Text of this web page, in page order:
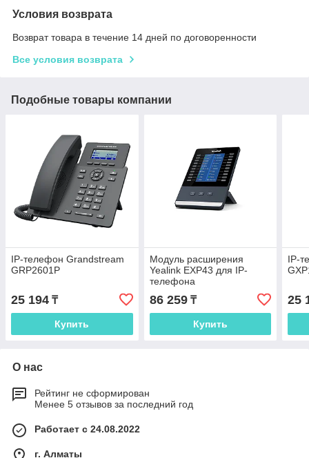
Условия возврата
Возврат товара в течение 14 дней по договоренности
Все условия возврата
Подобные товары компании
IP-телефон Grandstream
GRP2601P
25 194 ₸
Купить
Модуль расширения
Yealink EXP43 для IP-
телефона
86 259₸
Купить
IP-
25
О нас
Рейтинг не сформирован
Менее 5 отзывов за последний год
Работает с 24.08.2022
г. Алматы